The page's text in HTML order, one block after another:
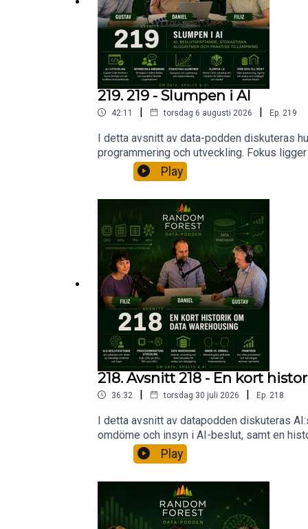
219. 219 - Slumpen i AI
42:11 | torsdag 6 augusti 2026 | Ep. 219
I detta avsnitt av data-podden diskuteras
programmering och utveckling. Fokus
potential. I detta avsnitt diskuteras hur
lärande. Vidare utforskas stokastiska
Your AI How You Make Decisionshttps://
Algorithmshttps://
Play
218. Avsnitt 218 - En kort
36:32 | torsdag 30 juli 2026 | Ep. 218
I detta avsnitt av datapodden diskuteras
omdöme och insyn i AI-beslut, samt en
framtiden för processorer och AI, med
utveckling och de metodologiska
questioning-ai-advice-enoughCPU vs
gpu-tpu-architecture/A Brief History of
07/https://www.randomforest.se/data-
Play